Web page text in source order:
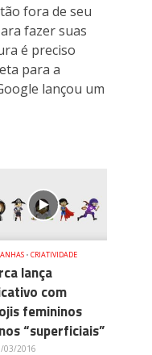
fora de seu
fazer suas
é preciso
para a
lançou um
• CRIATIVIDADE
lança
com
femininos
“superficiais”
03/2016